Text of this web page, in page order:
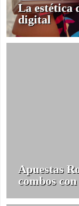
La estética
digital
Apuestas
combos